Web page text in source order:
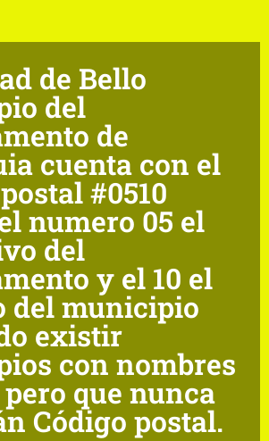
de Bello
del
de
cuenta con el
#0510
numero 05 el
del
y el 10 el
del municipio
existir
con nombres
que nunca
Código postal.